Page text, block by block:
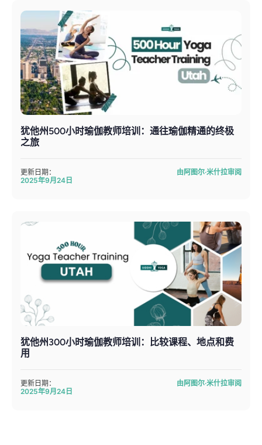
犹他州500小时瑜伽教师培训：通往瑜伽精通的终极
之旅
更新日期：
2025年9月24日
由阿图尔·米什拉审阅
犹他州300小时瑜伽教师培训：比较课程、地点和费
用
更新日期：
2025年9月24日
由阿图尔·米什拉审阅